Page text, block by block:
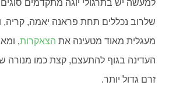
למעשה יש בתרגולי יוגה מתקדמים
שלרוב נכללים תחת פראנה יאמה, קריה,
מעגלית מאוד מטעינה את הצאקרות,
העדינה בגוף להתעצם, קצת כמו מנורה
זרם גדול יותר.